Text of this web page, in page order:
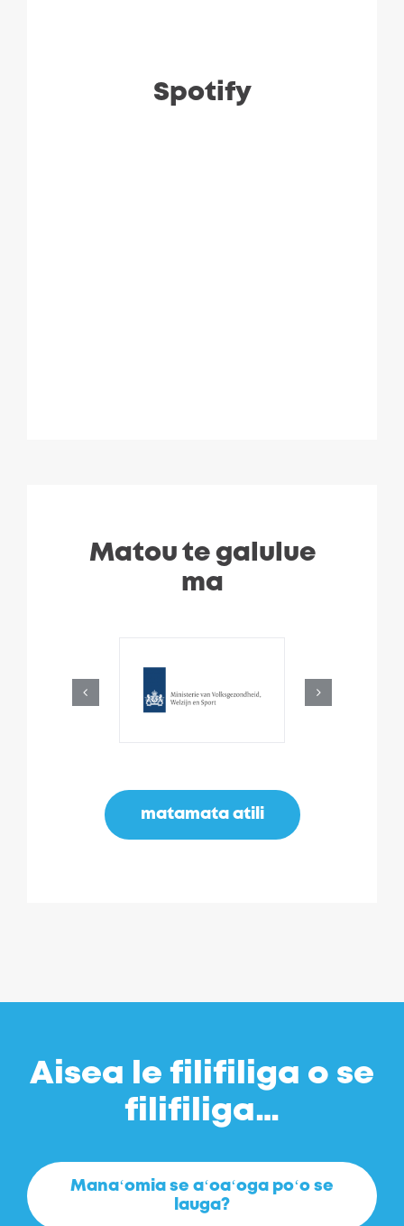
Spotify
Matou te galulue
ma
matamata atili
Aisea le filifiliga o se
filifiliga…
Manaʻomia se aʻoaʻoga poʻo se
lauga?